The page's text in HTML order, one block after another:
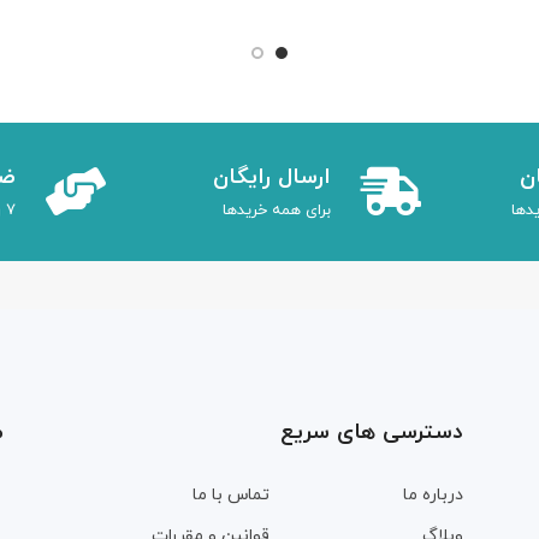
ارسال رایگان
برای همه خریدها 7 روز ضمانت بازگشت
دسترسی های سریع
درباره ما
تماس با ما